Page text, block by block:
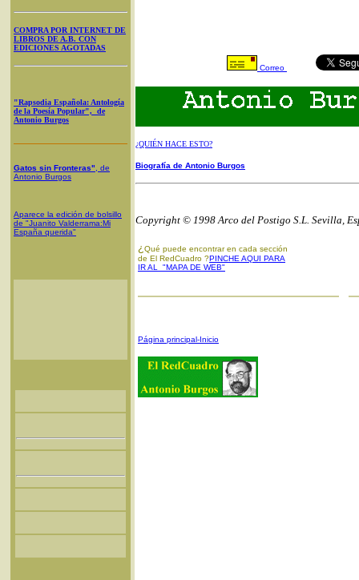
COMPRA POR INTERNET DE
LIBROS DE A.B. CON
EDICIONES AGOTADAS
"Rapsodia Española: Antología
de la Poesía Popular", de
Antonio Burgos
Gatos sin Fronteras" , de
Antonio Burgos
Aparece la edición de bolsillo
de "Juanito Valderrama:Mi
España querida"
Correo
¿QUIÉN HACE ESTO?
Biografía de Antonio Burgos
Copyright © 1998 Arco del Postigo S.L. Sevilla,
¿ Qué puede encontrar en cada sección
de El RedCuadro ?PINCHE AQUI PARA
IR AL "MAPA DE WEB"
Página principal-Inicio